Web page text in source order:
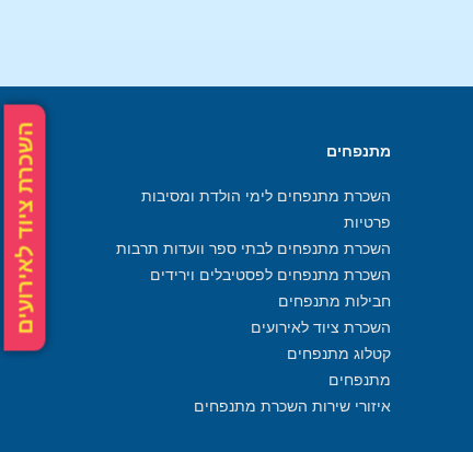
השכרת ציוד לאירועים מתנפחים
השכרת מתנפחים לימי הולדת ומסיבות
פרטיות
השכרת מתנפחים לבתי ספר וועדות תרבות
השכרת מתנפחים לפסטיבלים וירידים
חבילות מתנפחים
השכרת ציוד לאירועים
קטלוג מתנפחים
מתנפחים
איזורי שירות השכרת מתנפחים